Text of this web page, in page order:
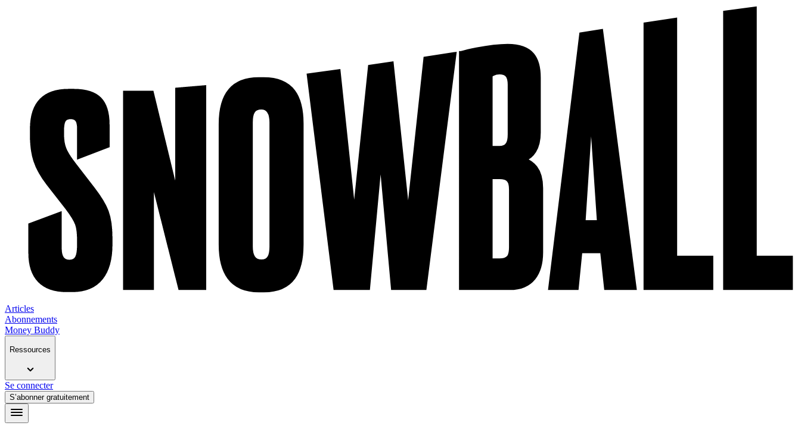
Articles
Abonnements
Money Buddy
Ressources
Se connecter
S’abonner gratuitement